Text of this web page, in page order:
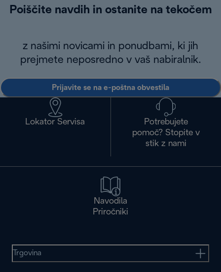
Poiščite navdih in ostanite na tekočem
z našimi novicami in ponudbami, ki jih
prejmete neposredno v vaš nabiralnik.
Prijavite se na e-poštna obvestila
Lokator Servisa
Potrebujete
pomoč? Stopite v
stik z nami
Navodila
Priročniki
Trgovina